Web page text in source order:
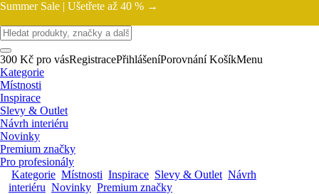
Summer Sale | Ušetřete až 40 % →
300 Kč pro vásRegistracePřihlášeníPorovnání KošíkMenu
Kategorie
Místnosti
Inspirace
Slevy & Outlet
Návrh interiéru
Novinky
Premium značky
Pro profesionály
Kategorie Místnosti Inspirace Slevy & Outlet Návrh
interiéru Novinky Premium značky